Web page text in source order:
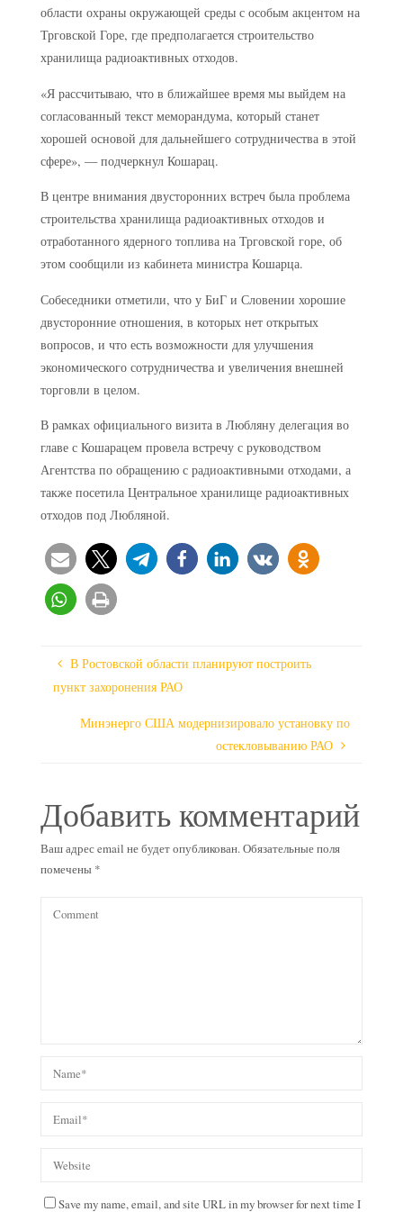
области охраны окружающей среды с особым акцентом на
Трговской Горе, где предполагается строительство
хранилища радиоактивных отходов.
«Я рассчитываю, что в ближайшее время мы выйдем на
согласованный текст меморандума, который станет
хорошей основой для дальнейшего сотрудничества в этой
сфере», — подчеркнул Кошарац.
В центре внимания двусторонних встреч была проблема
строительства хранилища радиоактивных отходов и
отработанного ядерного топлива на Трговской горе, об
этом сообщили из кабинета министра Кошарца.
Собеседники отметили, что у БиГ и Словении хорошие
двусторонние отношения, в которых нет открытых
вопросов, и что есть возможности для улучшения
экономического сотрудничества и увеличения внешней
торговли в целом.
В рамках официального визита в Любляну делегация во
главе с Кошарацем провела встречу с руководством
Агентства по обращению с радиоактивными отходами, а
также посетила Центральное хранилище радиоактивных
отходов под Любляной.
В Ростовской области планируют построить
пункт захоронения РАО
Минэнерго США модернизировало установку по
остекловыванию РАО
Добавить комментарий
Ваш адрес email не будет опубликован.Обязательные поля
помечены *
Save my name, email, and site URL in my browser for next time I